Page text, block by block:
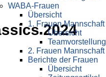
WABA-Frauen
Übersicht
1. Frauen Mannschaft
Übersicht
Teamvorstellung
2. Frauen Mannschaft
Berichte der Frauen
Übersicht
2024